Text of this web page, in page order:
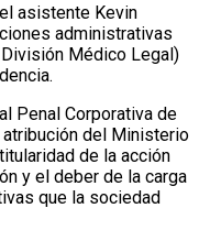
asistente Kevin
administrativas
Médico Legal)
Penal Corporativa de
atribución del Ministerio
de la acción
y el deber de la carga
que la sociedad